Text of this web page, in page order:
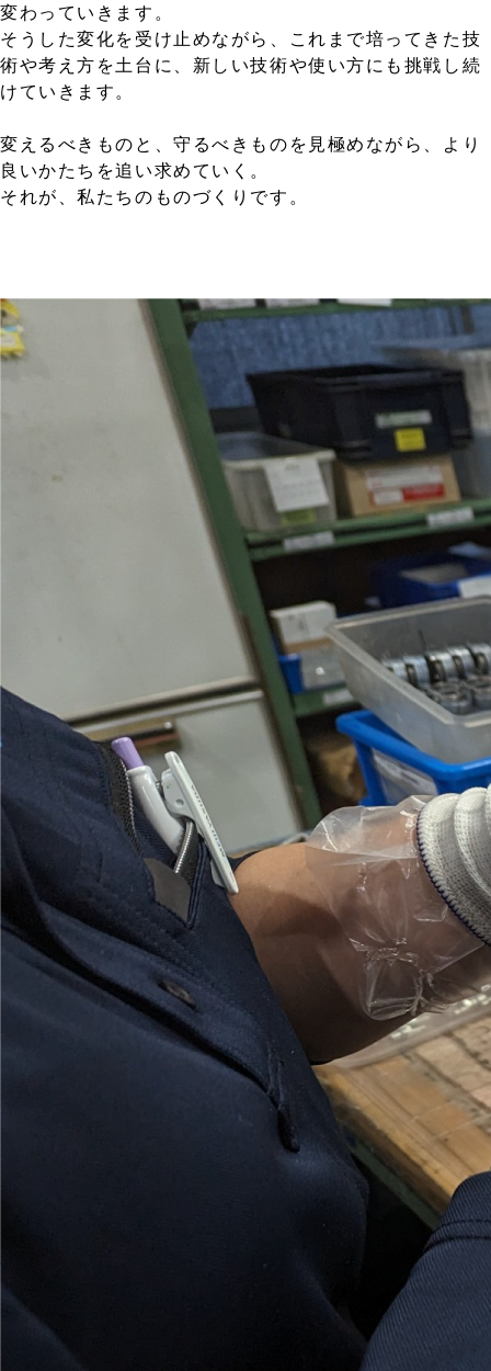
変わっていきます。
そうした変化を受け止めながら、これまで培ってきた技
術や考え方を土台に、新しい技術や使い方にも挑戦し続
けていきます。
変えるべきものと、守るべきものを見極めながら、より
良いかたちを追い求めていく。
それが、私たちのものづくりです。